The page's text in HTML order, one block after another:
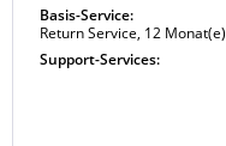
Basis-Service:
Return Service, 12 Monat(e)
Support-Services: